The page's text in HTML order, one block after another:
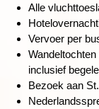
Michael’s Mount,
zandstranden.
mediterraan aan.
bekende
naar het eiland
om met de boot
Alle
Vervoer per
inclusief
Bezoek aan